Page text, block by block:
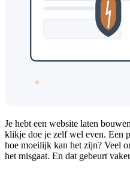
Je hebt een website laten
klikje doe je zelf wel even. Een
hoe moeilijk kan het zijn? Veel
het misgaat. En dat gebeurt